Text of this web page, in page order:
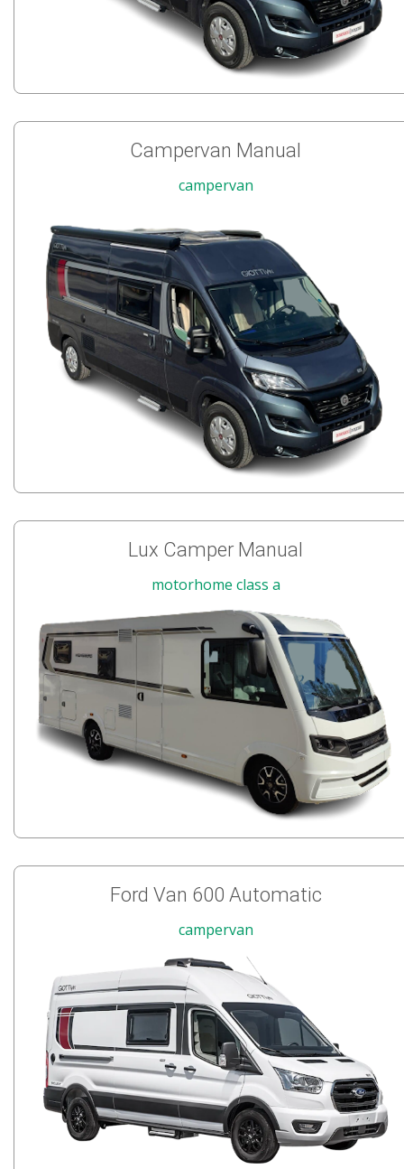
Campervan Manual
campervan
Lux Camper Manual
motorhome class a
Ford Van 600 Automatic
campervan